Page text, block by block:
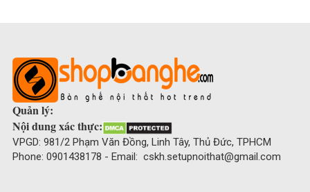
Quản lý:
Nội dung xác thực:
VPGD: 981/2 Phạm Văn Đồng, Linh Tây, Thủ Đức, TPHCM
Phone: 0901438178 - Email: cskh.setupnoithat@gmail.com